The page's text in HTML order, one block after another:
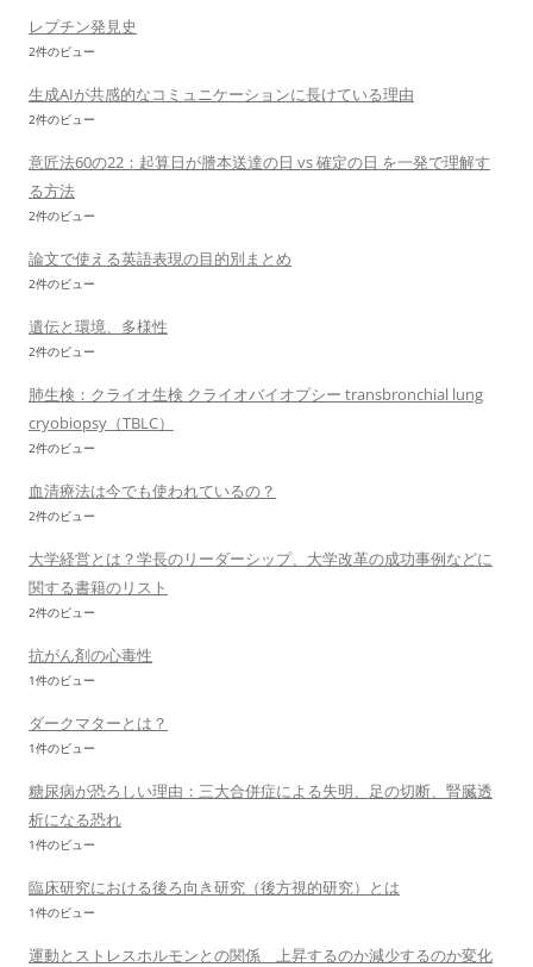
レプチン発見史
2件のビュー
生成AIが共感的なコミュニケーションに長けている理由
2件のビュー
意匠法60の22：起算日が謄本送達の日 vs 確定の日 を一発で理解す
る方法
2件のビュー
論文で使える英語表現の目的別まとめ
2件のビュー
遺伝と環境、多様性
2件のビュー
肺生検：クライオ生検 クライオバイオプシー transbronchial lung
cryobiopsy（TBLC）
2件のビュー
血清療法は今でも使われているの？
2件のビュー
大学経営とは？学長のリーダーシップ、大学改革の成功事例などに
関する書籍のリスト
2件のビュー
抗がん剤の心毒性
1件のビュー
ダークマターとは？
1件のビュー
糖尿病が恐ろしい理由：三大合併症による失明、足の切断、腎臓透
析になる恐れ
1件のビュー
臨床研究における後ろ向き研究（後方視的研究）とは
1件のビュー
運動とストレスホルモンとの関係 上昇するのか減少するのか変化